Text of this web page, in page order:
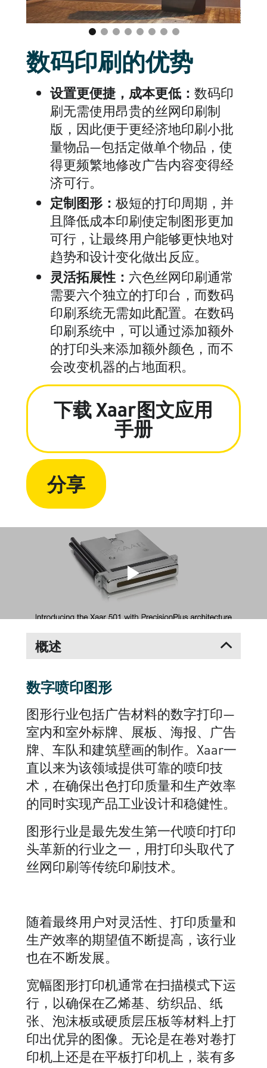
数码印刷的优势
设置更便捷，成本更低：数码印
刷无需使用昂贵的丝网印刷制
版，因此便于更经济地印刷小批
量物品—包括定做单个物品，使
得更频繁地修改广告内容变得经
济可行。
定制图形：极短的打印周期，并
且降低成本印刷使定制图形更加
可行，让最终用户能够更快地对
趋势和设计变化做出反应。
灵活拓展性： 六色丝网印刷通常
需要六个独立的打印台，而数码
印刷系统无需如此配置。在数码
印刷系统中，可以通过添加额外
的打印头来添加额外颜色，而不
会改变机器的占地面积。
下载 Xaar图文应用
手册
分享
概述
数字喷印图形
图形行业包括广告材料的数字打印—
室内和室外标牌、展板、海报、广告
牌、车队和建筑壁画的制作。Xaar一
直以来为该领域提供可靠的喷印技
术，在确保出色打印质量和生产效率
的同时实现产品工业设计和稳健性。
图形行业是最先发生第一代喷印打印
头革新的行业之一，用打印头取代了
丝网印刷等传统印刷技术。
随着最终用户对灵活性、打印质量和
生产效率的期望值不断提高，该行业
也在不断发展。
宽幅图形打印机通常在扫描模式下运
行，以确保在乙烯基、纺织品、纸
张、泡沫板或硬质层压板等材料上打
印出优异的图像。无论是在卷对卷打
印机上还是在平板打印机上，装有多